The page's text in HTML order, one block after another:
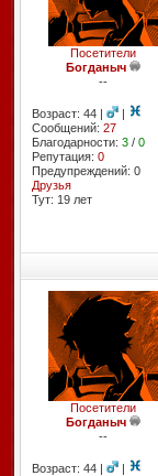
Посетители
Богданыч
--
Возраст: 44 |
|
Сообщений: 27
Благодарности: 3/ 0
Репутация: 0
Предупреждений: 0
Друзья
Тут: 19 лет
Посетители
Богданыч
--
Возраст: 44 | |